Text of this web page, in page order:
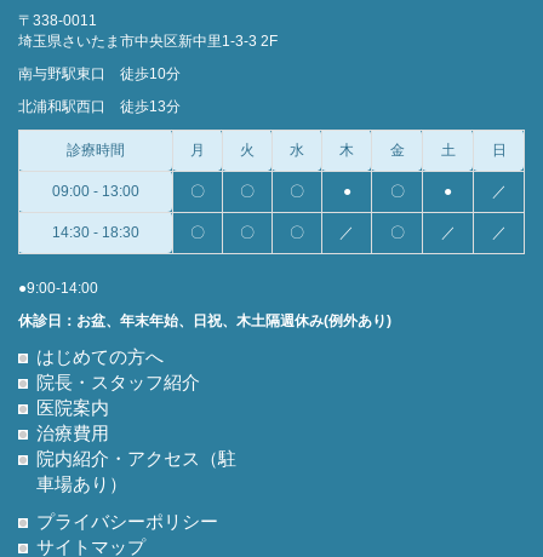
〒338-0011
埼玉県さいたま市中央区新中里1-3-3 2F
南与野駅東口 徒歩10分
北浦和駅西口 徒歩13分
診療時間 月 火 水 木 金 土 日
09:00 - 13:00 〇 〇 〇 ● 〇 ● ／
14:30 - 18:30 〇 〇 〇 ／ 〇 ／ ／
●9:00-14:00
休診日：お盆、年末年始、日祝、木土隔週休み(例外あり)
はじめての方へ
院長・スタッフ紹介
医院案内
治療費用
院内紹介・アクセス（駐
車場あり）
プライバシーポリシー
サイトマップ